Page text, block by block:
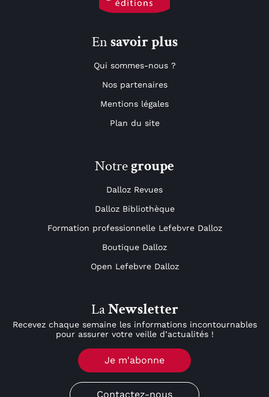
Ensavoir plus
Qui sommes-nous ?
Nos partenaires
Mentions légales
Plan du site
Notregroupe
Dalloz Revues
Dalloz Bibliothèque
Formation professionnelle Lefebvre Dalloz
Boutique Dalloz
Open Lefebvre Dalloz
LaNewsletter
Recevez chaque semaine les informations incontournables
pour assurer votre veille d’actualités !
Je m'abonne
Contactez-nous